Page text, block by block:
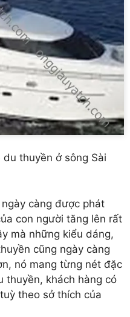
ở sông Sài
càng được phát
con người tăng lên rất
mà những kiểu dáng,
cũng ngày càng
nó mang từng nét đặc
thuyền, khách hàng có
theo sở thích của